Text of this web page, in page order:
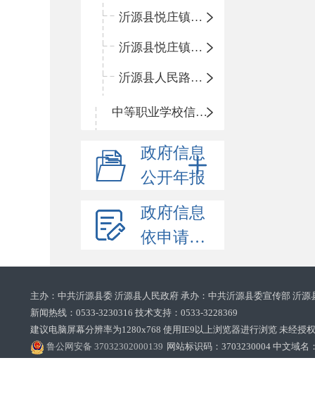
沂源县悦庄镇鲍庄完小
沂源县悦庄镇赵庄小学
沂源县人民路小学
中等职业学校信息公开
政府信息
公开年报
政府信息
依申请公开
主办：中共沂源县委 沂源县人民政府 承办：中共沂源县委宣传部 沂
新闻热线：0533-3230316 技术支持：0533-3228369‌‌
建议电脑屏幕分辨率为1280x768 使用IE9以上浏览器进行浏览 未经授
鲁公网安备 37032302000139 网站标识码：3703230004 中文域名